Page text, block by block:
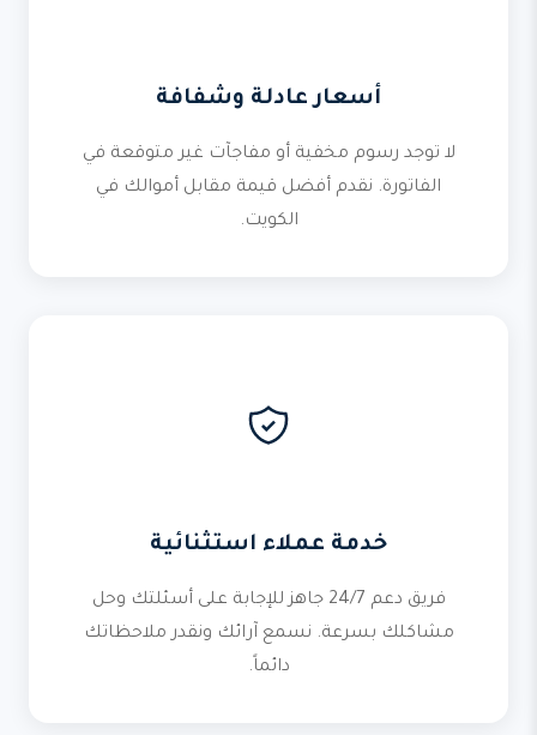
أسعار عادلة وشفافة
لا توجد رسوم مخفية أو مفاجآت غير متوقعة في
الفاتورة. نقدم أفضل قيمة مقابل أموالك في
الكويت.
خدمة عملاء استثنائية
فريق دعم 24/7 جاهز للإجابة على أسئلتك وحل
مشاكلك بسرعة. نسمع آرائك ونقدر ملاحظاتك
دائماً.